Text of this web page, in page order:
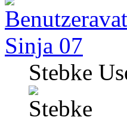
Sinja 07
Stebke